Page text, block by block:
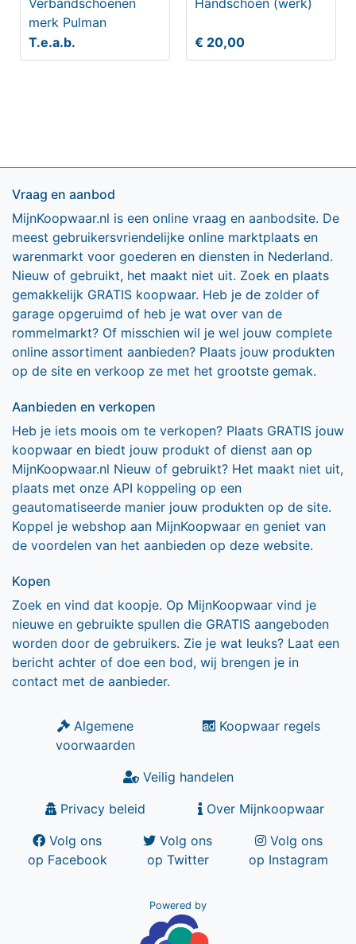
Verbandschoenen
merk Pulman
T.e.a.b.
Handschoen (werk)
€ 20,00
Vraag en aanbod
MijnKoopwaar.nl is een online vraag en aanbodsite. De
meest gebruikersvriendelijke online marktplaats en
warenmarkt voor goederen en diensten in Nederland.
Nieuw of gebruikt, het maakt niet uit. Zoek en plaats
gemakkelijk GRATIS koopwaar. Heb je de zolder of
garage opgeruimd of heb je wat over van de
rommelmarkt? Of misschien wil je wel jouw complete
online assortiment aanbieden? Plaats jouw produkten
op de site en verkoop ze met het grootste gemak.
Aanbieden en verkopen
Heb je iets moois om te verkopen? Plaats GRATIS jouw
koopwaar en biedt jouw produkt of dienst aan op
MijnKoopwaar.nl Nieuw of gebruikt? Het maakt niet uit,
plaats met onze API koppeling op een
geautomatiseerde manier jouw produkten op de site.
Koppel je webshop aan MijnKoopwaar en geniet van
de voordelen van het aanbieden op deze website.
Kopen
Zoek en vind dat koopje. Op MijnKoopwaar vind je
nieuwe en gebruikte spullen die GRATIS aangeboden
worden door de gebruikers. Zie je wat leuks? Laat een
bericht achter of doe een bod, wij brengen je in
contact met de aanbieder.
Algemene
voorwaarden
Koopwaar regels
Veilig handelen
Privacy beleid
Over Mijnkoopwaar
Volg ons
op Facebook
Volg ons
op Twitter
Volg ons
op Instagram
Powered by